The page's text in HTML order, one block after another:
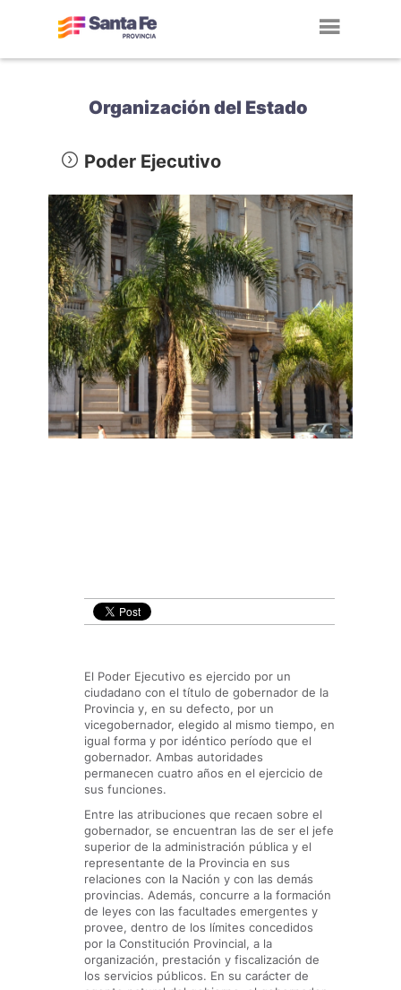
Organización del Estado
Poder Ejecutivo
El Poder Ejecutivo es ejercido por un
ciudadano con el título de gobernador de la
Provincia y, en su defecto, por un
vicegobernador, elegido al mismo tiempo, en
igual forma y por idéntico período que el
gobernador. Ambas autoridades
permanecen cuatro años en el ejercicio de
sus funciones.
Entre las atribuciones que recaen sobre el
gobernador, se encuentran las de ser el jefe
superior de la administración pública y el
representante de la Provincia en sus
relaciones con la Nación y con las demás
provincias. Además, concurre a la formación
de leyes con las facultades emergentes y
provee, dentro de los límites concedidos
por la Constitución Provincial, a la
organización, prestación y fiscalización de
los servicios públicos. En su carácter de